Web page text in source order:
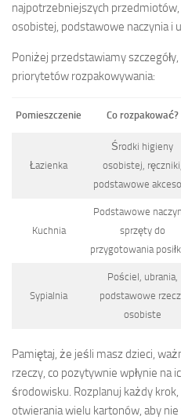
najpotrzebniejszych
osobistej, podstawowe naczynia i
Poniżej przedstawiamy
priorytetów rozpakowywania:
Pomieszczenie Co rozpakować?
Łazienka
Środki higieny
osobistej, ręczniki,
podstawowe
Kuchnia
Podstawowe
sprzęty do
przygotowania
Sypialnia
Pościel, ubrania,
podstawowe
osobiste
Pamiętaj, że jeśli masz dzieci,
rzeczy, co pozytywnie wpłynie na
środowisku. Rozplanuj każdy
otwierania wielu kartonów, aby